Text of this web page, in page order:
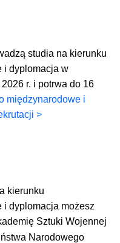
studia na kierunku
i dyplomacja w
r. i potrwa do 16
międzynarodowe i
>
kierunku
i dyplomacja możesz
Sztuki Wojennej
Narodowego